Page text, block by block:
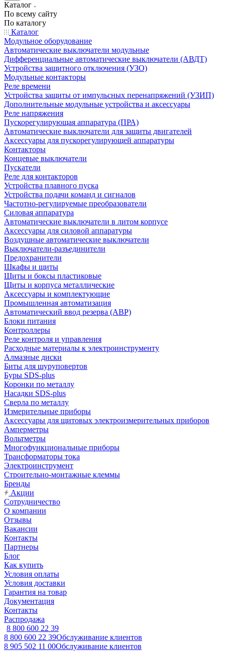
Каталог
По всему сайту
По каталогу
Каталог
Модульное оборудование
Автоматические выключатели модульные
Дифференциальные автоматические выключатели (АВДТ)
Устройства защитного отключения (УЗО)
Модульные контакторы
Реле времени
Устройства защиты от импульсных перенапряжений (УЗИП)
Дополнительные модульные устройства и аксессуары
Реле напряжения
Пускорегулирующая аппаратура (ПРА)
Автоматические выключатели для защиты двигателей
Аксессуары для пускорегулирующей аппаратуры
Контакторы
Концевые выключатели
Пускатели
Реле для контакторов
Устройства плавного пуска
Устройства подачи команд и сигналов
Частотно-регулируемые преобразователи
Силовая аппаратура
Автоматические выключатели в литом корпусе
Аксессуары для силовой аппаратуры
Воздушные автоматические выключатели
Выключатели-разъединители
Предохранители
Шкафы и щиты
Щиты и боксы пластиковые
Щиты и корпуса металлические
Аксессуары и комплектующие
Промышленная автоматизация
Автоматический ввод резерва (АВР)
Блоки питания
Контроллеры
Реле контроля и управления
Расходные материалы к электроинструменту
Алмазные диски
Биты для шуруповертов
Буры SDS-plus
Коронки по металлу
Насадки SDS-plus
Сверла по металлу
Измерительные приборы
Аксессуары для щитовых электроизмерительных приборов
Амперметры
Вольтметры
Многофункциональные приборы
Трансформаторы тока
Электроинструмент
Строительно-монтажные клеммы
Бренды
Акции
Сотрудничество
О компании
Отзывы
Вакансии
Контакты
Партнеры
Блог
Как купить
Условия оплаты
Условия доставки
Гарантия на товар
Документация
Контакты
Распродажа
8 800 600 22 39
8 800 600 22 39Обслуживание клиентов
8 905 502 11 00Обслуживание клиентов